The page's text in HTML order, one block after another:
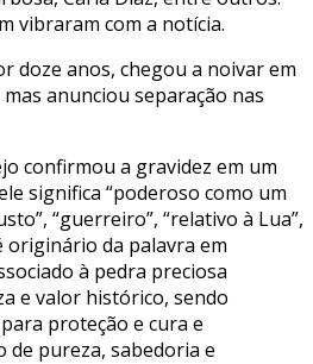
vibraram com a notícia.
doze anos, chegou a noivar em
anunciou separação nas
confirmou a gravidez em um
significa “poderoso como um
“guerreiro”, “relativo à Lua”,
originário da palavra em
à pedra preciosa
e valor histórico, sendo
proteção e cura e
de pureza, sabedoria e